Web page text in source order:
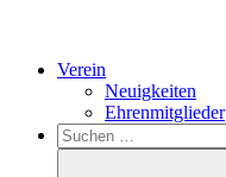
Verein
Neuigkeiten
Ehrenmitglieder
Search
Suchen
nach: